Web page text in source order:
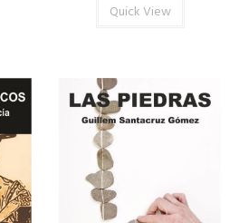
Quick View